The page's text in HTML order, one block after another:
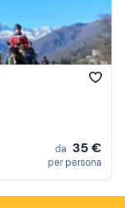
da 35 €
per persona